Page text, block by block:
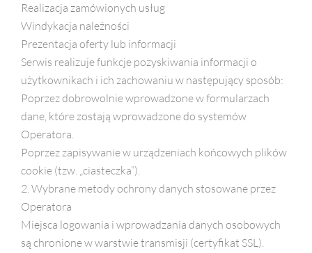
Realizacja zamówionych usług
Windykacja należności
Prezentacja oferty lub informacji
Serwis realizuje funkcje pozyskiwania informacji o
użytkownikach i ich zachowaniu w następujący sposób:
Poprzez dobrowolnie wprowadzone w formularzach
dane, które zostają wprowadzone do systemów
Operatora.
Poprzez zapisywanie w urządzeniach końcowych plików
cookie (tzw. „ciasteczka”).
2. Wybrane metody ochrony danych stosowane przez
Operatora
Miejsca logowania i wprowadzania danych osobowych
są chronione w warstwie transmisji (certyfikat SSL).